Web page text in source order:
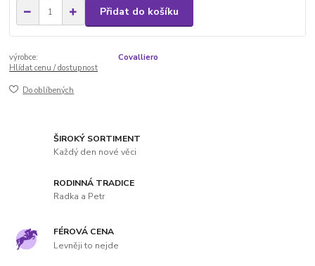
Přidat do košíku
výrobce:
Covalliero
Hlídat cenu / dostupnost
Do oblíbených
ŠIROKÝ SORTIMENT
Každý den nové věci
RODINNÁ TRADICE
Radka a Petr
FÉROVÁ CENA
Levněji to nejde